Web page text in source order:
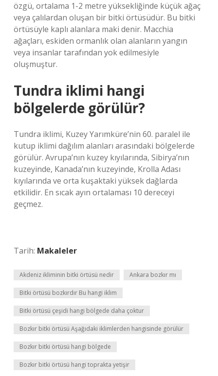
özgü, ortalama 1-2 metre yüksekliğinde küçük ağaç
veya çalılardan oluşan bir bitki örtüsüdür. Bu bitki
örtüsüyle kaplı alanlara maki denir. Macchia
ağaçları, eskiden ormanlık olan alanların yangın
veya insanlar tarafından yok edilmesiyle
oluşmuştur.
Tundra iklimi hangi
bölgelerde görülür?
Tundra iklimi, Kuzey Yarımküre’nin 60. paralel ile
kutup iklimi dağılım alanları arasındaki bölgelerde
görülür. Avrupa’nın kuzey kıyılarında, Sibirya’nın
kuzeyinde, Kanada’nın kuzeyinde, Krolla Adası
kıyılarında ve orta kuşaktaki yüksek dağlarda
etkilidir. En sıcak ayın ortalaması 10 dereceyi
geçmez.
Tarih: Makaleler
Akdeniz ikliminin bitki örtüsü nedir Ankara bozkır mı
Bitki örtüsü bozkırdır Bu hangi iklim
Bitki örtüsü çeşidi hangi bölgede daha çoktur
Bozkır bitki örtüsü Aşağıdaki iklimlerden hangisinde görülür
Bozkır bitki örtüsü hangi bölgede
Bozkır bitki örtüsü hangi toprakta yetişir